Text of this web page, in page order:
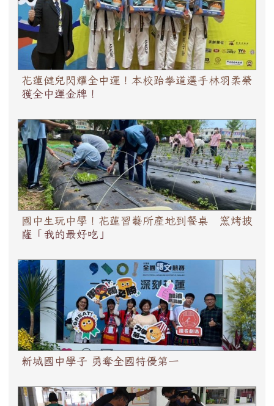
花蓮健兒閃耀全中運！本校跆拳道選手林羽柔榮
獲全中運金牌！
國中生玩中學！花蓮習藝所產地到餐桌 窯烤披薩「我
的最好吃」
國中生玩中學！花蓮習藝所產地到餐桌 窯烤披
薩「我的最好吃」
新城國中學子 勇奪全國特優第一
新城國中學子 勇奪全國特優第一
新城警加強反詐、交安、青春專案宣導